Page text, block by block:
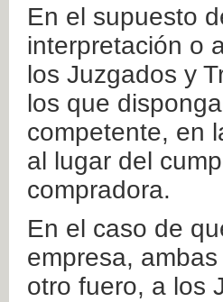
En el supuesto
interpretación o
los Juzgados y
los que
competente, en
al lugar del
compradora.
En el caso de
empresa,
otro fuero, a los